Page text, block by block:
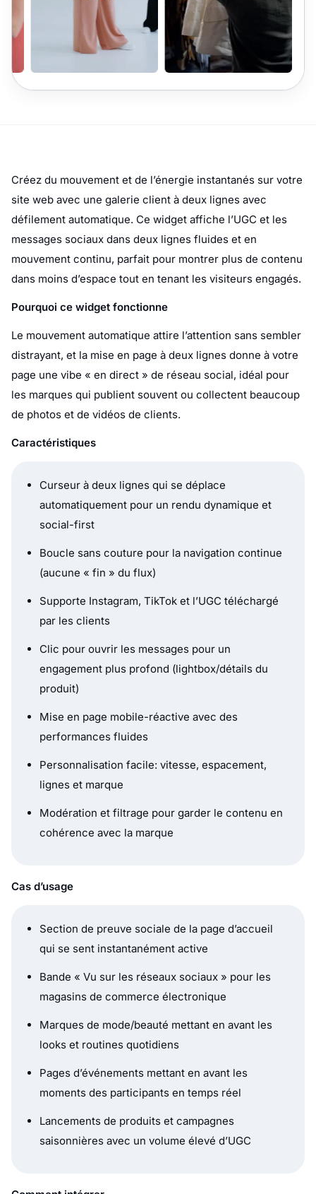
Créez du mouvement et de l’énergie instantanés sur votre
site web avec une galerie client à deux lignes avec
défilement automatique. Ce widget affiche l’UGC et les
messages sociaux dans deux lignes fluides et en
mouvement continu, parfait pour montrer plus de contenu
dans moins d’espace tout en tenant les visiteurs engagés.
Pourquoi ce widget fonctionne
Le mouvement automatique attire l’attention sans sembler
distrayant, et la mise en page à deux lignes donne à votre
page une vibe « en direct » de réseau social, idéal pour
les marques qui publient souvent ou collectent beaucoup
de photos et de vidéos de clients.
Caractéristiques
Curseur à deux lignes qui se déplace
automatiquement pour un rendu dynamique et
social-first
Boucle sans couture pour la navigation continue
(aucune « fin » du flux)
Supporte Instagram, TikTok et l’UGC téléchargé
par les clients
Clic pour ouvrir les messages pour un
engagement plus profond (lightbox/détails du
produit)
Mise en page mobile-réactive avec des
performances fluides
Personnalisation facile: vitesse, espacement,
lignes et marque
Modération et filtrage pour garder le contenu en
cohérence avec la marque
Cas d’usage
Section de preuve sociale de la page d’accueil
qui se sent instantanément active
Bande « Vu sur les réseaux sociaux » pour les
magasins de commerce électronique
Marques de mode/beauté mettant en avant les
looks et routines quotidiens
Pages d’événements mettant en avant les
moments des participants en temps réel
Lancements de produits et campagnes
saisonnières avec un volume élevé d’UGC